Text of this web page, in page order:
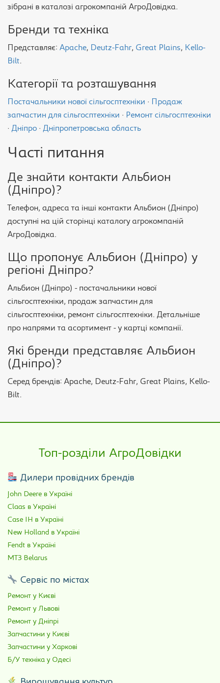
зібрані в каталозі агрокомпаній АгроДовідка.
Бренди та техніка
Представляє: Apache, Deutz-Fahr, Great Plains, Kello-
Bilt.
Категорії та розташування
Постачальники нової сільгосптехніки · Продаж
запчастин для сільгосптехніки · Ремонт сільгосптехніки
· Дніпро · Дніпропетровська область
Часті питання
Де знайти контакти Альбион
(Дніпро)?
Телефон, адреса та інші контакти Альбион (Дніпро)
доступні на цій сторінці каталогу агрокомпаній
АгроДовідка.
Що пропонує Альбион (Дніпро) у
регіоні Дніпро?
Альбион (Дніпро) - постачальники нової
сільгосптехніки, продаж запчастин для
сільгосптехніки, ремонт сільгосптехніки. Детальніше
про напрями та асортимент - у картці компанії.
Які бренди представляє Альбион
(Дніпро)?
Серед брендів: Apache, Deutz-Fahr, Great Plains, Kello-
Bilt.
Топ-розділи АгроДовідки
Дилери провідних брендів
John Deere в Україні
Claas в Україні
Case IH в Україні
New Holland в Україні
Fendt в Україні
МТЗ Belarus
Сервіс по містах
Ремонт у Києві
Ремонт у Львові
Ремонт у Дніпрі
Запчастини у Києві
Запчастини у Харкові
Б/У техніка у Одесі